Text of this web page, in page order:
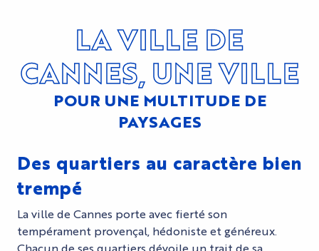
LA VILLE DE
CANNES, UNE VILLE
POUR UNE MULTITUDE DE
PAYSAGES
Des quartiers au caractère bien
trempé
La ville de Cannes porte avec fierté son
tempérament provençal, hédoniste et généreux.
Chacun de ses quartiers dévoile un trait de sa